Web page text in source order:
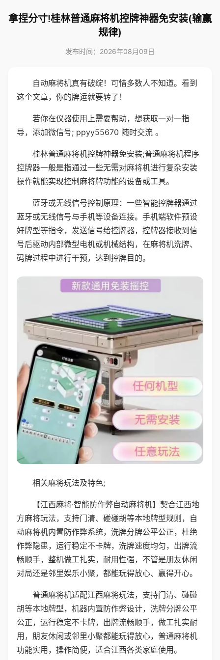
拿捏分寸!桂林普通麻将机控牌神器免安装(输赢
规律)
发布时间：2026年08月09日
自动麻将机真有破绽！可惜多数人不知道。看到
这个文章，你的牌运就要转了！
若你在仪器使用上需要帮助，想获取一对一指
导，添加微信号; ppyy55670 随时交流 。
桂林普通麻将机控牌神器免安装;普通麻将机程序
控牌器一般是指通过一些无需对麻将机进行复杂安装
操作就能实现控制麻将牌功能的设备或工具。
蓝牙或无线信号控制原理：一些智能控牌器通过
蓝牙或无线信号与手机等设备连接。手机端软件预设
好牌型等指令，发送信号给控牌器，控牌器接收到信
号后驱动内部微型电机或机械结构，在麻将机洗牌、
码牌过程中进行干预，达到控牌目的。
相关麻将玩法及特色;
【江西麻将·智能防作弊自动麻将机】契合江西地
方麻将玩法，支持门清、碰碰胡等本地牌型规则，自
动麻将机内置防作弊系统，洗牌分牌公平公正，杜绝
作弊隐患，运行稳定不卡牌，洗牌速度均匀，出牌流
畅顺手，整机做工扎实，耐用性强，不管是朋友休闲
对局还是邻里娱乐小聚，都能玩得放心、赢得开心。
普通麻将机适配江西麻将玩法，支持门清、碰碰
胡等本地牌型，机器内置防作弊设计，洗牌分牌公平
公正，运行稳定不卡牌，出牌流畅顺手，做工扎实耐
用，朋友休闲或邻里小聚都能玩得放心，普通麻将机
功能实用，操作简便，适合江西各类家庭使用。